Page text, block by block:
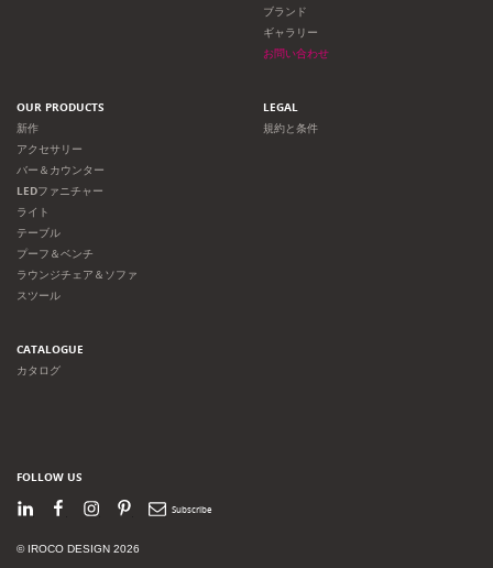
ブランド
ギャラリー
お問い合わせ
OUR PRODUCTS
新作
アクセサリー
バー＆カウンター
LEDファニチャー
ライト
テーブル
プーフ＆ベンチ
ラウンジチェア＆ソファ
スツール
LEGAL
規約と条件
CATALOGUE
カタログ
FOLLOW US
LinkedInFacebook
Instagram
PinterestNewsletter
© IROCO DESIGN 2026